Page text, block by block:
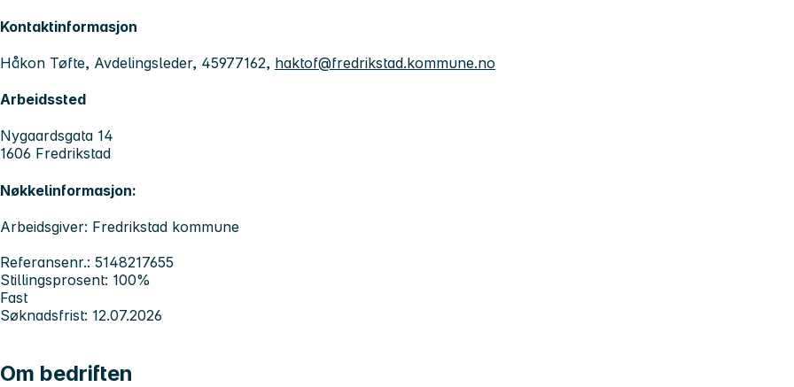
Kontaktinformasjon
Håkon Tøfte, Avdelingsleder, 45977162, haktof@fredrikstad.kommune.no
Arbeidssted
Nygaardsgata 14
1606 Fredrikstad
Nøkkelinformasjon:
Arbeidsgiver: Fredrikstad kommune
Referansenr.: 5148217655
Stillingsprosent: 100%
Fast
Søknadsfrist: 12.07.2026
Om bedriften